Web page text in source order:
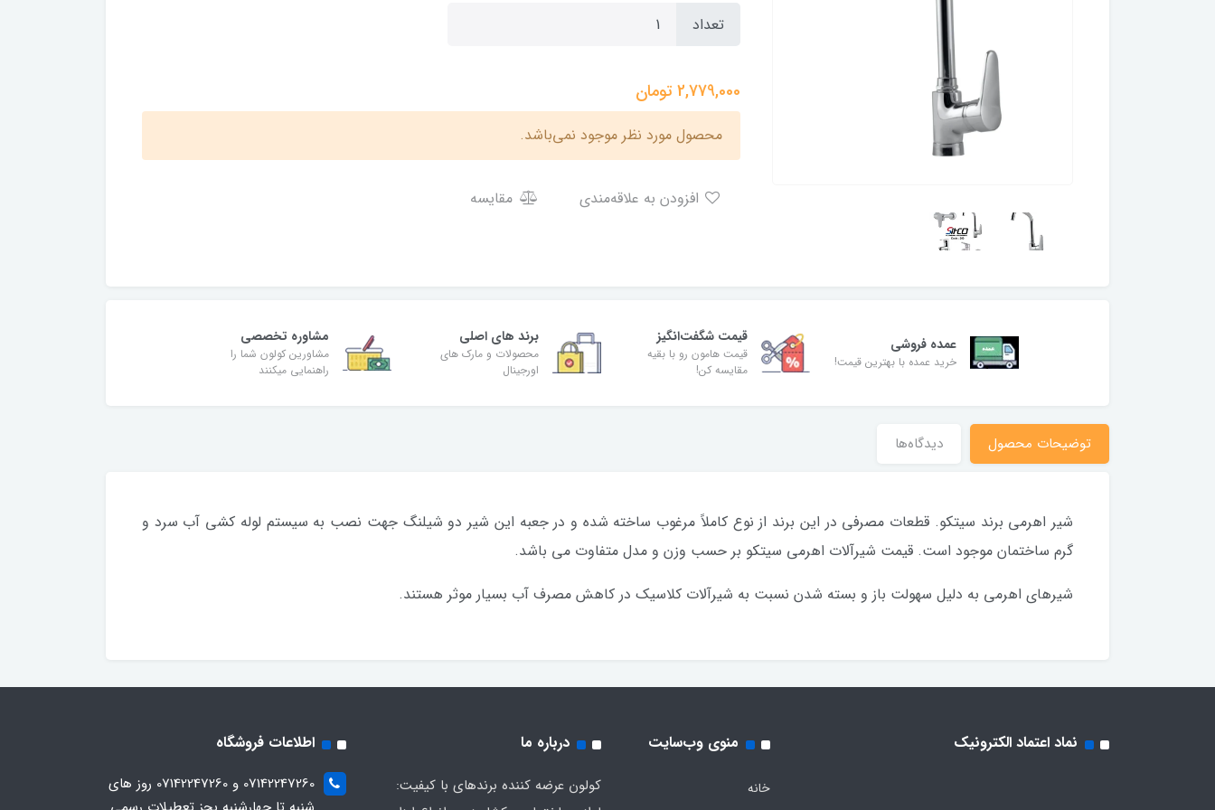
تعداد
2,779,000تومان
محصول مورد نظر موجود نمی‌باشد.
مقایسه
عمده فروشی
خرید عمده با بهترین قیمت!
قیمت شگفت‌انگیز
قیمت هامون رو با بقیه
مقایسه کن!
برند های اصلی
محصولات و مارک های
اورجینال
مشاوره تخصصی
مشاورین کولون شما را
راهنمایی میکنند
توضیحات محصول دیدگاه‌ها
شیر اهرمی برند سیتکو. قطعات مصرفی در این برند از نوع کاملاً مرغوب ساخته شده و در جعبه این شیر دو شیلنگ جهت نصب به سیستم لوله کشی آب سرد و
گرم ساختمان موجود است. قیمت شیرآلات اهرمی سیتکو بر حسب وزن و مدل متفاوت می باشد.
شیرهای اهرمی به دلیل سهولت باز و بسته شدن نسبت به شیرآلات کلاسیک در کاهش مصرف آب بسیار موثر هستند.
نماد اعتماد الکترونیک منوی وب‌سایت
خانه
درباره ما
کولون عرضه کننده برندهای با کیفیت:
اطلاعات فروشگاه
07142247260 و 07142247260 روز های